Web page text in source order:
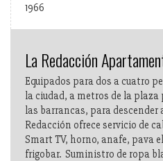
1966
La Redacción
Equipados para dos a cuatro
la ciudad, a metros de la
las barrancas, para descender
Redacción ofrece servicio de
Smart TV, horno, anafe, pava
frigobar. Suministro de ropa